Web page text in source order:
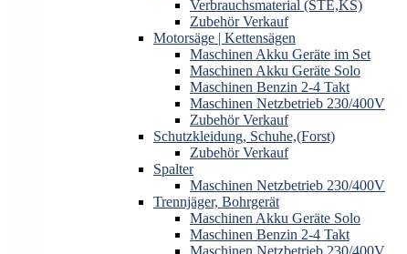
Verbrauchsmaterial (STE,KS)
Zubehör Verkauf
Motorsäge | Kettensägen
Maschinen Akku Geräte im Set
Maschinen Akku Geräte Solo
Maschinen Benzin 2-4 Takt
Maschinen Netzbetrieb 230/400V
Zubehör Verkauf
Schutzkleidung, Schuhe,(Forst)
Zubehör Verkauf
Spalter
Maschinen Netzbetrieb 230/400V
Trennjäger, Bohrgerät
Maschinen Akku Geräte Solo
Maschinen Benzin 2-4 Takt
Maschinen Netzbetrieb 230/400V